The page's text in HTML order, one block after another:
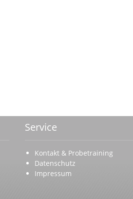
Service
Kontakt & Probetraining
Datenschutz
Impressum